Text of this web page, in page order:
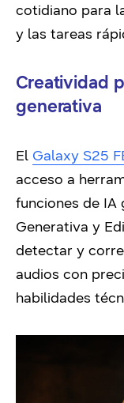
cotidiano para
y las tareas
Creatividad
generativa
El Galaxy S25
acceso a
funciones de IA
Generativa y
detectar y
audios con
habilidades